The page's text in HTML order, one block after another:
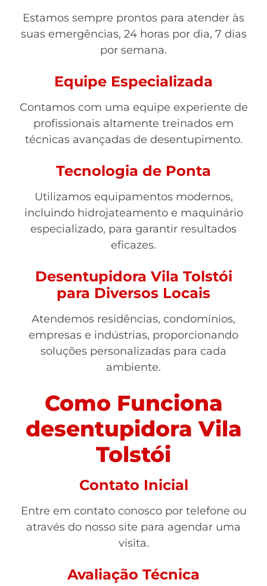
Estamos sempre prontos para atender às
suas emergências, 24 horas por dia, 7 dias
por semana.
Equipe Especializada
Contamos com uma equipe experiente de
profissionais altamente treinados em
técnicas avançadas de desentupimento.
Tecnologia de Ponta
Utilizamos equipamentos modernos,
incluindo hidrojateamento e maquinário
especializado, para garantir resultados
eficazes.
Desentupidora Vila Tolstói
para Diversos Locais
Atendemos residências, condomínios,
empresas e indústrias, proporcionando
soluções personalizadas para cada
ambiente.
Como Funciona
desentupidora Vila
Tolstói
Contato Inicial
Entre em contato conosco por telefone ou
através do nosso site para agendar uma
visita.
Avaliação Técnica